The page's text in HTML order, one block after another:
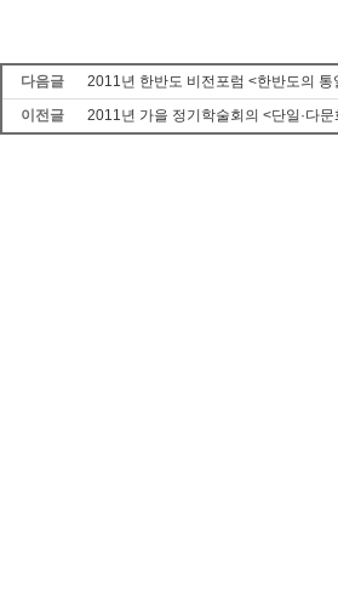
다음글
2011년 한반도 비전포럼 <한반도의 통
이전글
2011년 가을 정기학술회의 <단일·다